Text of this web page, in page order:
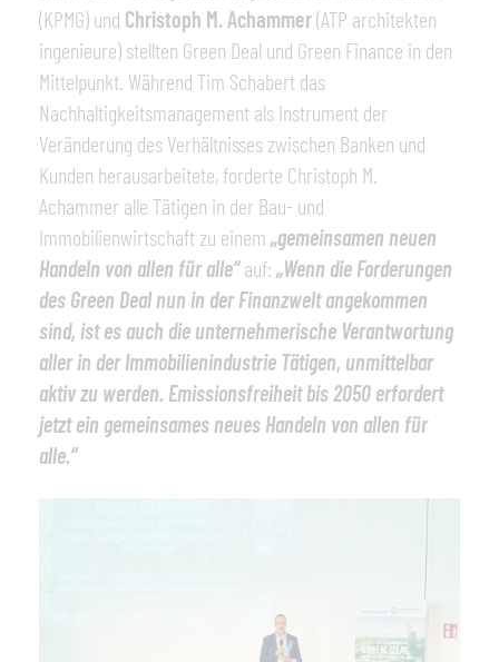
(KPMG) und Christoph M. Achammer(ATP architekten
ingenieure) stellten Green Deal und Green Finance in den
Mittelpunkt. Während Tim Schabert das
Nachhaltigkeitsmanagement als Instrument der
Veränderung des Verhältnisses zwischen Banken und
Kunden herausarbeitete, forderte Christoph M.
Achammer alle Tätigen in der Bau- und
Immobilienwirtschaft zu einem „gemeinsamen neuen
Handeln von allen für alle“auf: „Wenn die Forderungen
des Green Deal nun in der Finanzwelt angekommen
sind, ist es auch die unternehmerische Verantwortung
aller in der Immobilienindustrie Tätigen, unmittelbar
aktiv zu werden. Emissionsfreiheit bis 2050 erfordert
jetzt ein gemeinsames neues Handeln von allen für
alle.“